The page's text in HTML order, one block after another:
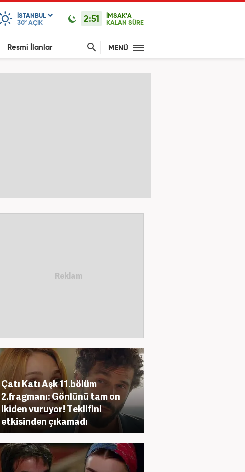
ISTANBUL
30° AÇIK 2:51
İMSAK'A
KALAN SÜRE
Resmi İlanlar MENÜ
Çatı Katı Aşk 11.bölüm
2.fragmanı: Gönlünü tam on
ikiden vuruyor! Teklifini
etkisinden çıkamadı